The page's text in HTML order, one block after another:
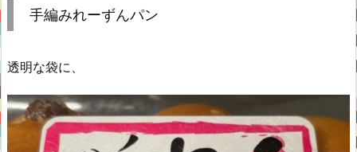
手編みれーずんパン
透明な袋に、